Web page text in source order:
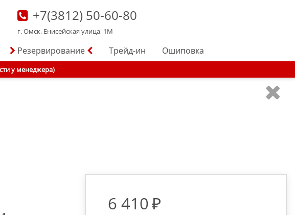
+7(3812) 50-60-80
г. Омск, Енисейская улица, 1М
Резервирование Трейд-ин Ошиповка
у менеджера)
6 410